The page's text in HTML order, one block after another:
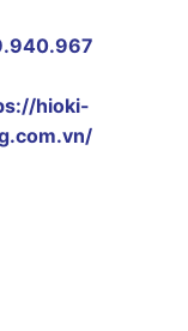
hioki-